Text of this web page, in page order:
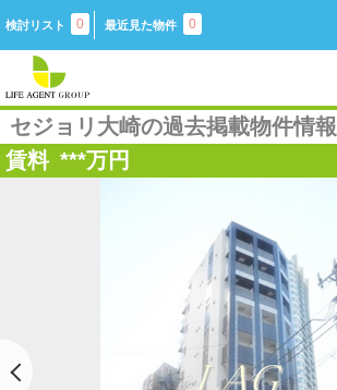
検討リスト 0 最近見た物件 0
セジョリ大崎の過去掲載物件情報
賃料 ***万円